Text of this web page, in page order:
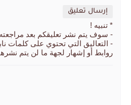
إرسال تعليق
* تنبيه !
- سوف يتم نشر تعليقكم بعد مراجعته
- التعاليق التي تحتوي على كلمات
روابط أو إشهار لجهة ما لن يتم